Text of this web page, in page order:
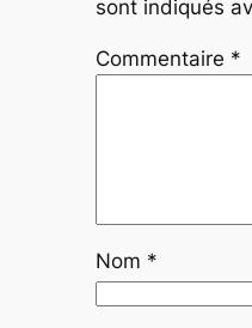
sont indiqués
Commentaire *
Nom *